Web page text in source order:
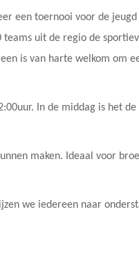
een toernooi voor de jeugd
teams uit de regio de
is van harte welkom om
In de middag is het
maken. Ideaal voor
we iedereen naar